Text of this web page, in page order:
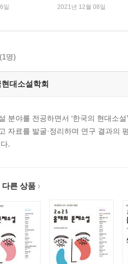
달과 비스코티
테이블과 저 테이블은 얼마나 같고,
페스티벌
일
기
2021년 12월 08일
(1명)
대소설학회
분야를 전공하면서 ‘한국의 현대소
자료를 발굴·정리하며 연구 결과의
.
다른 상품